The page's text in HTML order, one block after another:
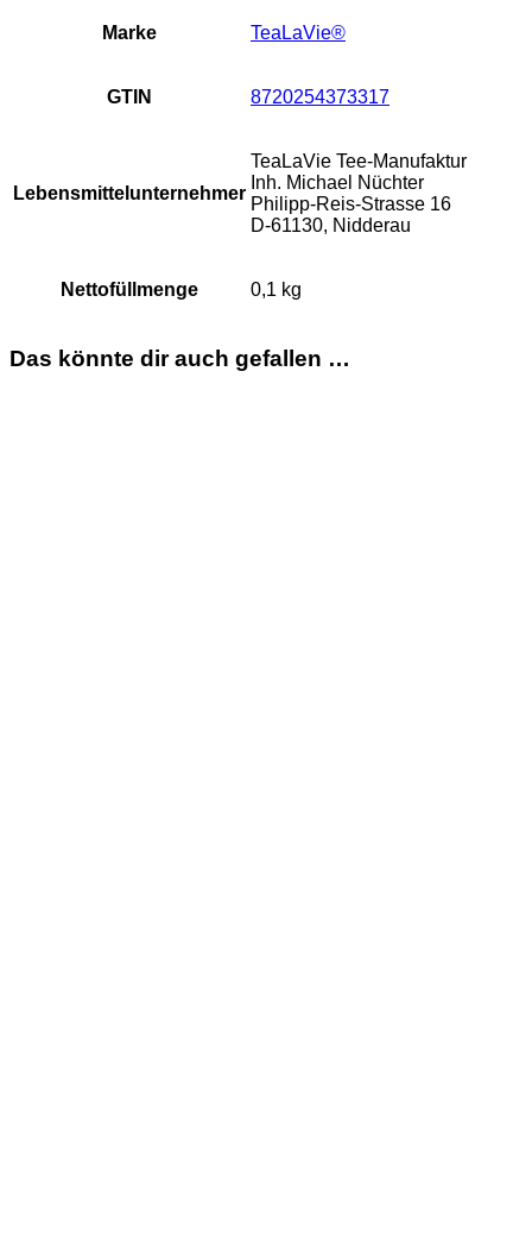
Marke TeaLaVie®
GTIN 8720254373317
Lebensmittelunternehmer
TeaLaVie Tee-Manufaktur
Inh. Michael Nüchter
Philipp-Reis-Strasse 16
D-61130, Nidderau
Nettofüllmenge 0,1 kg
Das könnte dir auch gefallen …